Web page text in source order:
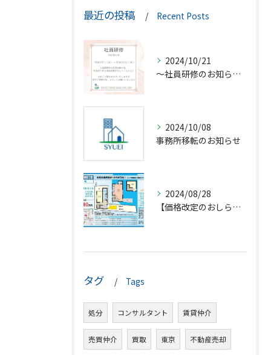
最近の投稿 Recent Posts
2024/10/21
〜社員研修のお知らせ〜
2024/10/08
事務所移転のお知らせ
2024/08/28
【価格改定のおしらせ】
タグ Tags
処分 コンサルタント 賃貸仲介
売買仲介 買取 東京 不動産売却